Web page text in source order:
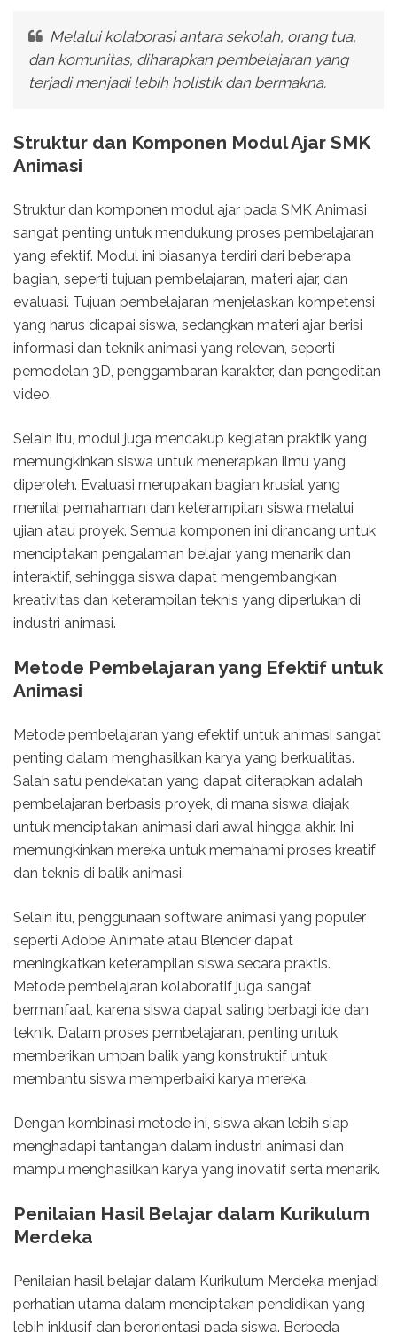
Melalui kolaborasi antara sekolah, orang tua,
dan komunitas, diharapkan pembelajaran yang
terjadi menjadi lebih holistik dan bermakna.
Struktur dan Komponen Modul Ajar SMK
Animasi
Struktur dan komponen modul ajar pada SMK Animasi
sangat penting untuk mendukung proses pembelajaran
yang efektif. Modul ini biasanya terdiri dari beberapa
bagian, seperti tujuan pembelajaran, materi ajar, dan
evaluasi. Tujuan pembelajaran menjelaskan kompetensi
yang harus dicapai siswa, sedangkan materi ajar berisi
informasi dan teknik animasi yang relevan, seperti
pemodelan 3D, penggambaran karakter, dan pengeditan
video.
Selain itu, modul juga mencakup kegiatan praktik yang
memungkinkan siswa untuk menerapkan ilmu yang
diperoleh. Evaluasi merupakan bagian krusial yang
menilai pemahaman dan keterampilan siswa melalui
ujian atau proyek. Semua komponen ini dirancang untuk
menciptakan pengalaman belajar yang menarik dan
interaktif, sehingga siswa dapat mengembangkan
kreativitas dan keterampilan teknis yang diperlukan di
industri animasi.
Metode Pembelajaran yang Efektif untuk
Animasi
Metode pembelajaran yang efektif untuk animasi sangat
penting dalam menghasilkan karya yang berkualitas.
Salah satu pendekatan yang dapat diterapkan adalah
pembelajaran berbasis proyek, di mana siswa diajak
untuk menciptakan animasi dari awal hingga akhir. Ini
memungkinkan mereka untuk memahami proses kreatif
dan teknis di balik animasi.
Selain itu, penggunaan software animasi yang populer
seperti Adobe Animate atau Blender dapat
meningkatkan keterampilan siswa secara praktis.
Metode pembelajaran kolaboratif juga sangat
bermanfaat, karena siswa dapat saling berbagi ide dan
teknik. Dalam proses pembelajaran, penting untuk
memberikan umpan balik yang konstruktif untuk
membantu siswa memperbaiki karya mereka.
Dengan kombinasi metode ini, siswa akan lebih siap
menghadapi tantangan dalam industri animasi dan
mampu menghasilkan karya yang inovatif serta menarik.
Penilaian Hasil Belajar dalam Kurikulum
Merdeka
Penilaian hasil belajar dalam Kurikulum Merdeka menjadi
perhatian utama dalam menciptakan pendidikan yang
lebih inklusif dan berorientasi pada siswa. Berbeda